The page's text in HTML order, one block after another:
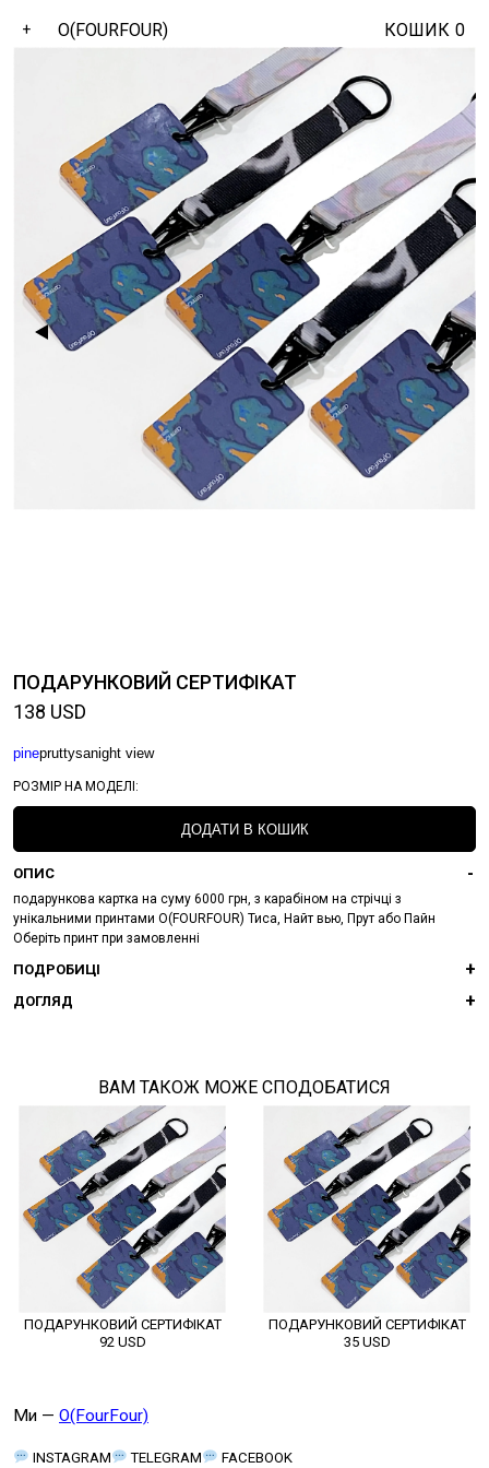
+ O(FOURFOUR) КОШИК 0
ПОДАРУНКОВИЙ СЕРТИФІКАТ
138 USD
pinepruttysanight view
РОЗМІР НА МОДЕЛІ:
ДОДАТИ В КОШИК
ОПИС
подарункова картка на суму 6000 грн, з карабіном на стрічці з
унікальними принтами О(FOURFOUR) Тиса, Найт вью, Прут або Пайн
Оберіть принт при замовленні
ПОДРОБИЦІ
ДОГЛЯД
ВАМ ТАКОЖ МОЖЕ СПОДОБАТИСЯ
ПОДАРУНКОВИЙ СЕРТИФІКАТ
92 USD
ПОДАРУНКОВИЙ СЕРТИФІКАТ
35 USD
Ми — O(FourFour)
INSTAGRAM TELEGRAM FACEBOOK